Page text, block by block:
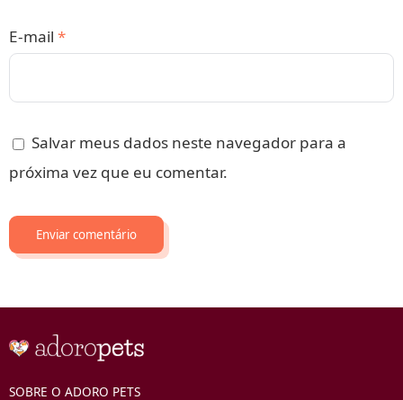
E-mail *
Salvar meus dados neste navegador para a
próxima vez que eu comentar.
SOBRE O ADORO PETS